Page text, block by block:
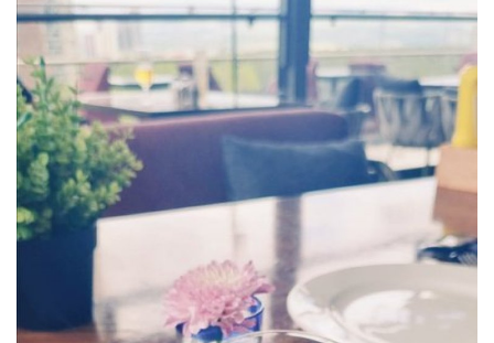
Ağır Sözler
Damar Sözler
Komik Sözler
ilahi sözleri
Dini Sözler
Günaydın Mesajları